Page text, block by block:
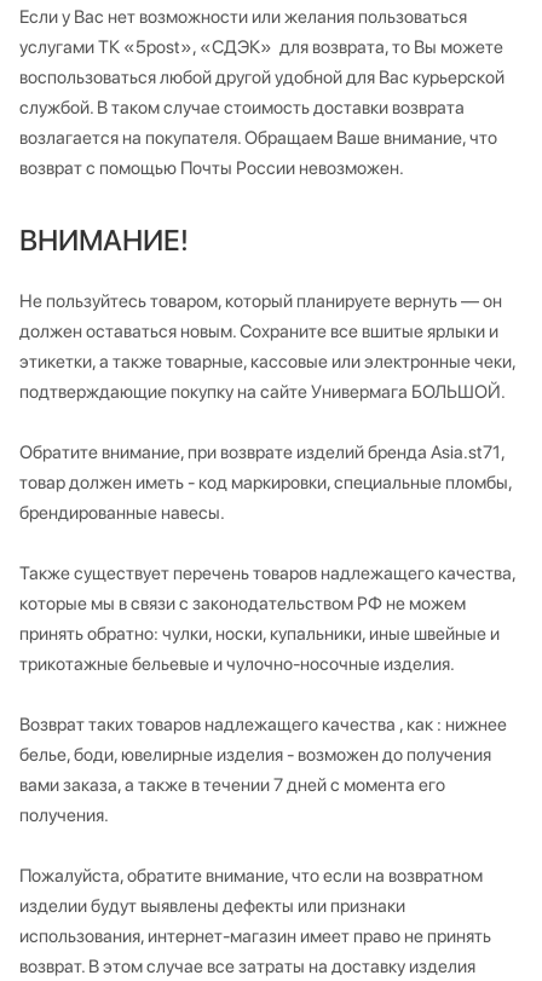
Если у Вас нет возможности или желания пользоваться
услугами ТК «5post», «СДЭК» для возврата, то Вы можете
воспользоваться любой другой удобной для Вас курьерской
службой. В таком случае стоимость доставки возврата
возлагается на покупателя. Обращаем Ваше внимание, что
возврат с помощью Почты России невозможен.
ВНИМАНИЕ!
Не пользуйтесь товаром, который планируете вернуть — он
должен оставаться новым. Сохраните все вшитые ярлыки и
этикетки, а также товарные, кассовые или электронные чеки,
подтверждающие покупку на сайте Универмага БОЛЬШОЙ.
Обратите внимание, при возврате изделий бренда Asia.st71,
товар должен иметь - код маркировки, специальные пломбы,
брендированные навесы.
Также существует перечень товаров надлежащего качества,
которые мы в связи с законодательством РФ не можем
принять обратно: чулки, носки, купальники, иные швейные и
трикотажные бельевые и чулочно-носочные изделия.
Возврат таких товаров надлежащего качества , как : нижнее
белье, боди, ювелирные изделия - возможен до получения
вами заказа, а также в течении 7 дней с момента его
получения.
Пожалуйста, обратите внимание, что если на возвратном
изделии будут выявлены дефекты или признаки
использования, интернет-магазин имеет право не принять
возврат. В этом случае все затраты на доставку изделия